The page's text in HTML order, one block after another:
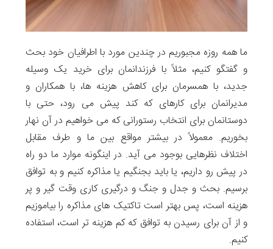
ما همه روزه مجبوریم در چندین مورد با اطرافیان خود بحث
و گفتگو کنیم، مثلاً با فرزندانمان برای خرید یک وسیله
جدید، با همسرمان برای کاهش هزینه ها، با همکاران و
مدیرانمان برای کارهای که کند پیش می رود، حتی با
دوستانمان برای انتخاب رستورانی که می خواهیم در آن نهار
بخوریم. معمولاً در بیشتر مواقع بین ما و طرف مقابل
اختلاف نظرهایی بوجود می آید. در اینگونه موارد ما دو راه
در پیش رو داریم، یا باید بجنگیم یا مذاکره کنیم و به توافق
برسیم. بحث و جدل و جنگ و درگیری کاری وقت گیر و پر
هزینه است، پس بهتر است تاکتیک های مذاکره را بیاموزیم
و از آن برای رسیدن به توافق که کم هزینه تر است، استفاده
کنیم.